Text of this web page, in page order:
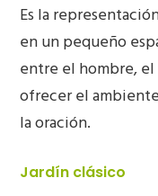
Es la
en un pequeño
entre el hombre,
ofrecer el
la oración.
Jardín clásico